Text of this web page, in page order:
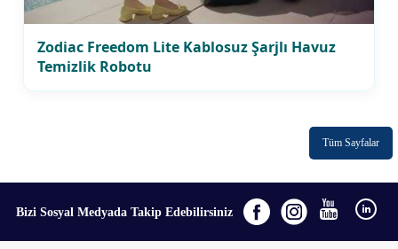
Zodiac Freedom Lite Kablosuz Şarjlı Havuz
Temizlik Robotu
Tüm Sayfalar
Bizi Sosyal Medyada Takip Edebilirsiniz